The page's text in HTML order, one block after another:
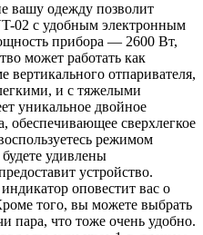
вашу одежду позволит
02 с удобным электронным
прибора — 2600 Вт,
может работать как
отпаривателя,
и с тяжелыми
уникальное двойное
обеспечивающее сверхлегкое
режимом
удивлены
устройство.
оповестит вас о
того, вы можете выбрать
пара, что тоже очень удобно.